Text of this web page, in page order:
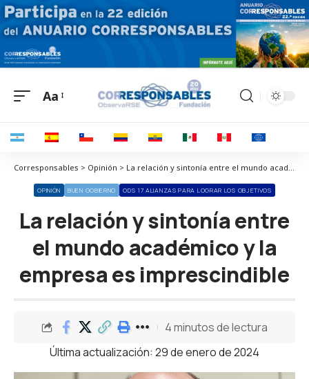
Aa
Corresponsables > Opinión > La relación y sintonía entre el mundo académico y la empresa es imprescindible
OPINIÓN BUEN GOBIERNO ODS 17 ALIANZAS PARA LOGRAR LOS OBJETIVOS
La relación y sintonía entre
el mundo académico y la
empresa es imprescindible
Última actualización: 29 de enero de 2024
4 minutos de lectura